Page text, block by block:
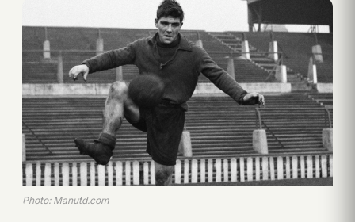
Photo: Manutd.com